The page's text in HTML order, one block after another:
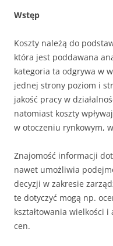
Wstęp
Koszty należą do
która jest poddawana
kategoria ta odgrywa w
jednej strony poziom i
jakość pracy w
natomiast koszty
w otoczeniu rynkowym,
Znajomość informacji
nawet umożliwia
decyzji w zakresie
te dotyczyć mogą np.
kształtowania wielkości
cen.